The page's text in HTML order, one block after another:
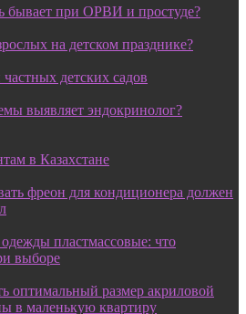
бывает при ОРВИ и простуде?
на детском празднике?
детских садов
выявляет эндокринолог?
в Казахстане
фреон для кондиционера должен
пластмассовые: что
выборе
оптимальный размер акриловой
в маленькую квартиру